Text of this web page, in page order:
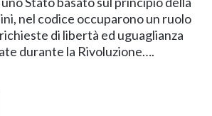
nel codice occuparono un ruolo
di libertà ed uguaglianza
durante la Rivoluzione….